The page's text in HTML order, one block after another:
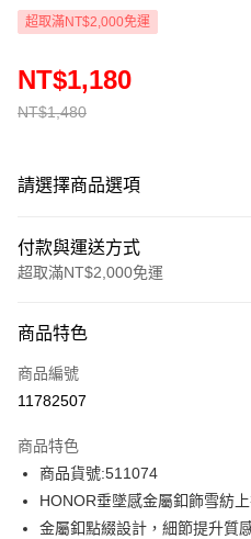
超取滿NT$2,000免運
NT$1,480
NT$1,180
請選擇商品選項
付款與運送方式
超取滿NT$2,000免運
信用卡一次付款
超商取貨付款
Apple Pay
街口支付
商品特色
商品編號
11782507
商品特色
商品貨號:511074
HONOR垂墜感金屬釦飾雪紡
金屬釦點綴設計，細節提升質